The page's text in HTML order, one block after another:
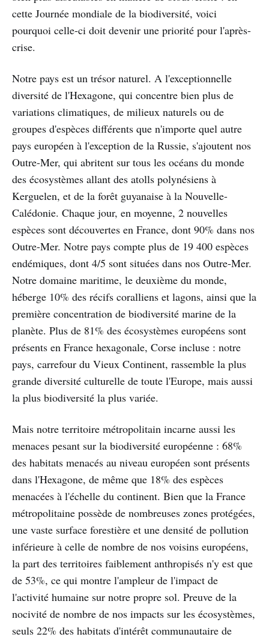
cette Journée mondiale de la biodiversité, voici
pourquoi celle-ci doit devenir une priorité pour l'après-
crise.
Notre pays est un trésor naturel. A l'exceptionnelle
diversité de l'Hexagone, qui concentre bien plus de
variations climatiques, de milieux naturels ou de
groupes d'espèces différents que n'importe quel autre
pays européen à l'exception de la Russie, s'ajoutent nos
Outre-Mer, qui abritent sur tous les océans du monde
des écosystèmes allant des atolls polynésiens à
Kerguelen, et de la forêt guyanaise à la Nouvelle-
Calédonie. Chaque jour, en moyenne, 2 nouvelles
espèces sont découvertes en France, dont 90% dans nos
Outre-Mer. Notre pays compte plus de 19 400 espèces
endémiques, dont 4/5 sont situées dans nos Outre-Mer.
Notre domaine maritime, le deuxième du monde,
héberge 10% des récifs coralliens et lagons, ainsi que la
première concentration de biodiversité marine de la
planète. Plus de 81% des écosystèmes européens sont
présents en France hexagonale, Corse incluse : notre
pays, carrefour du Vieux Continent, rassemble la plus
grande diversité culturelle de toute l'Europe, mais aussi
la plus biodiversité la plus variée.
Mais notre territoire métropolitain incarne aussi les
menaces pesant sur la biodiversité européenne : 68%
des habitats menacés au niveau européen sont présents
dans l'Hexagone, de même que 18% des espèces
menacées à l'échelle du continent. Bien que la France
métropolitaine possède de nombreuses zones protégées,
une vaste surface forestière et une densité de pollution
inférieure à celle de nombre de nos voisins européens,
la part des territoires faiblement anthropisés n'y est que
de 53%, ce qui montre l'ampleur de l'impact de
l'activité humaine sur notre propre sol. Preuve de la
nocivité de nombre de nos impacts sur les écosystèmes,
seuls 22% des habitats d'intérêt communautaire de